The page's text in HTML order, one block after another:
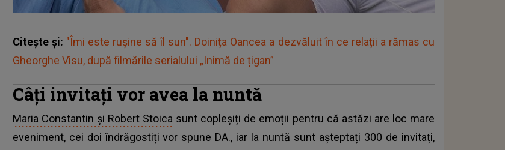
Citește și: "Îmi este rușine să îl sun". Doinița Oancea a dezvăluit în ce relații a rămas cu
Gheorghe Visu, după filmările serialului „Inimă de țigan”
Câți invitați vor avea la nuntă
Maria Constantin și Robert Stoica sunt copleșiți de emoții pentru că astăzi are loc mare
eveniment, cei doi îndrăgostiți vor spune DA., iar la nuntă sunt așteptați 300 de invitați,